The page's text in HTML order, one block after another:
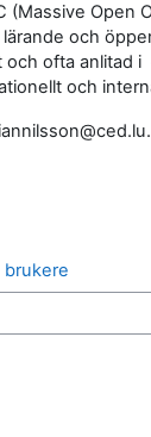
(Massive Open
och
ofta anlitad
och